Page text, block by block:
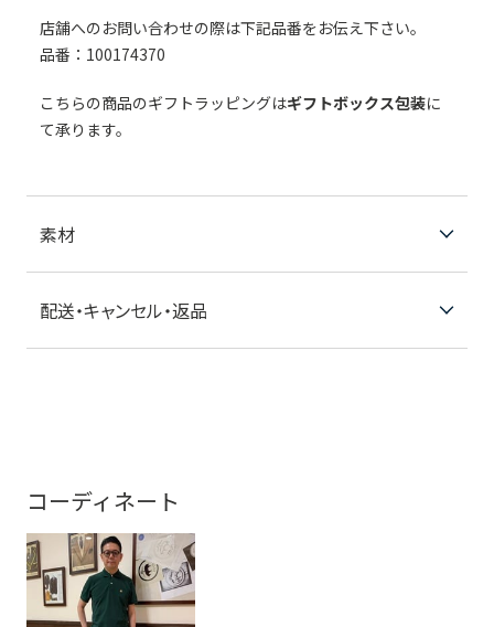
店舗へのお問い合わせの際は下記品番をお伝え下さい。
品番：100174370
こちらの商品のギフトラッピングはギフトボックス包装に
て承ります。
素材
配送・キャンセル・返品
コーディネート